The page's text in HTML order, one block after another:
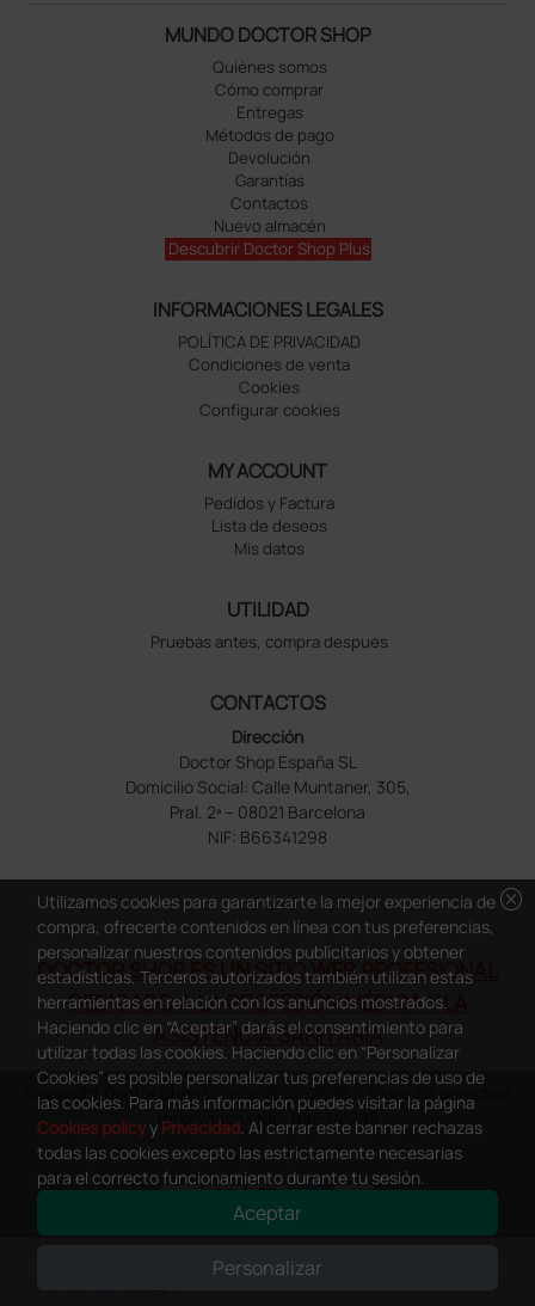
MUNDO DOCTOR SHOP
Quiénes somos
Cómo comprar
Entregas
Métodos de pago
Devolución
Garantías
Contactos
Nuevo almacén
Descubrir Doctor Shop Plus
INFORMACIONES LEGALES
POLÍTICA DE PRIVACIDAD
Condiciones de venta
Cookies
Configurar cookies
MY ACCOUNT
Pedidos y Factura
Lista de deseos
Mis datos
UTILIDAD
Pruebas antes, compra despues
CONTACTOS
Dirección
Doctor Shop España SL
Domicilio Social: Calle Muntaner, 305,
Pral. 2ª – 08021 Barcelona
NIF: B66341298
DOCTOR SHOP ES UN SITIO WEB PROFESIONAL
DEDICADO A LA PROFESIÓN MÉDICA Y LA
ASISTENCIA SANITARIA
Copyright Doctor Shop España 2005-2026 - Todos los derechos
reservados - NIF.: B66341298
This site is protected by reCAPTCHA and the Google
cancel
Utilizamos cookies para garantizarte la mejor experiencia de
compra, ofrecerte contenidos en línea con tus preferencias,
personalizar nuestros contenidos publicitarios y obtener
estadísticas. Terceros autorizados también utilizan estas
herramientas en relación con los anuncios mostrados.
Haciendo clic en “Aceptar” darás el consentimiento para
utilizar todas las cookies. Haciendo clic en “Personalizar
Cookies” es posible personalizar tus preferencias de uso de
las cookies. Para más información puedes visitar la página
Cookies policyy Privacidad. Al cerrar este banner rechazas
todas las cookies excepto las estrictamente necesarias
para el correcto funcionamiento durante tu sesión.
Aceptar
Personalizar